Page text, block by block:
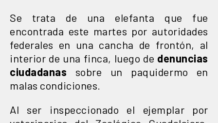
Se trata de una elefanta que fue
encontrada este martes por autoridades
federales en una cancha de frontón, al
interior de una finca, luego de denuncias
ciudadanas sobre un paquidermo en
malas condiciones.
Al ser inspeccionado el ejemplar por